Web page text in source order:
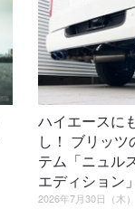
ハイエースに
し！ ブリッツ
テム「ニュル
エディション
2026年7月30日（木）